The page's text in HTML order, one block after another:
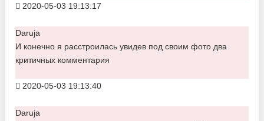
2020-05-03 19:13:17
Daruja
И конечно я расстроилась увидев под своим фото два
критичных комментария
2020-05-03 19:13:40
Daruja